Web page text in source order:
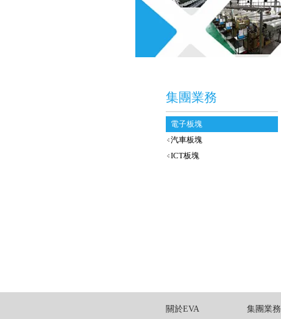
集團業務
電子板塊
汽車板塊
ICT板塊
關於EVA 集團業務